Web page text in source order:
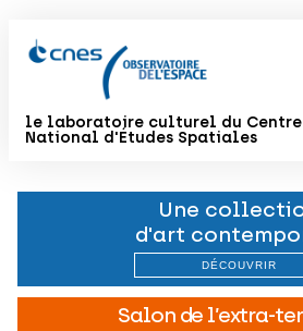
le laboratoire culturel du Centre
National d'Études Spatiales